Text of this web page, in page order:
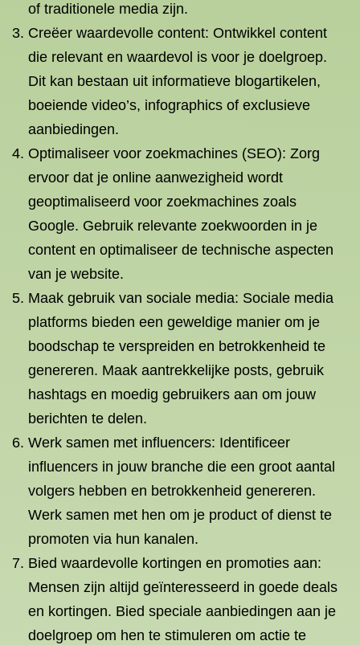
of traditionele media zijn.
Creëer waardevolle content: Ontwikkel content
die relevant en waardevol is voor je doelgroep.
Dit kan bestaan uit informatieve blogartikelen,
boeiende video’s, infographics of exclusieve
aanbiedingen.
Optimaliseer voor zoekmachines (SEO): Zorg
ervoor dat je online aanwezigheid wordt
geoptimaliseerd voor zoekmachines zoals
Google. Gebruik relevante zoekwoorden in je
content en optimaliseer de technische aspecten
van je website.
Maak gebruik van sociale media: Sociale media
platforms bieden een geweldige manier om je
boodschap te verspreiden en betrokkenheid te
genereren. Maak aantrekkelijke posts, gebruik
hashtags en moedig gebruikers aan om jouw
berichten te delen.
Werk samen met influencers: Identificeer
influencers in jouw branche die een groot aantal
volgers hebben en betrokkenheid genereren.
Werk samen met hen om je product of dienst te
promoten via hun kanalen.
Bied waardevolle kortingen en promoties aan:
Mensen zijn altijd geïnteresseerd in goede deals
en kortingen. Bied speciale aanbiedingen aan je
doelgroep om hen te stimuleren om actie te